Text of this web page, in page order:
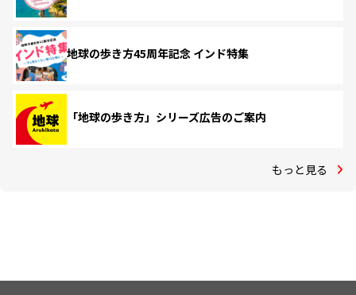
地球の歩き方45周年記念 インド特集
「地球の歩き方」シリーズ広告のご案内
もっと見る